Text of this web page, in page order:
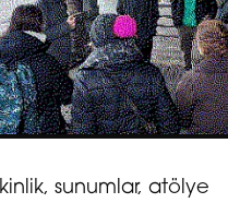
sunumlar, atölye